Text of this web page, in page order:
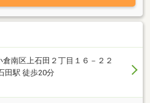
南区上石田２丁目１６－２２
田駅 徒歩20分